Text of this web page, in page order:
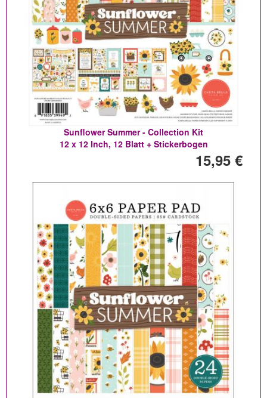
Sunflower Summer - Collection Kit
12 x 12 Inch, 12 Blatt + Stickerbogen
15,95 €